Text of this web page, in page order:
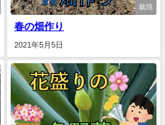
栽培
春の畑作り
2021年5月5日